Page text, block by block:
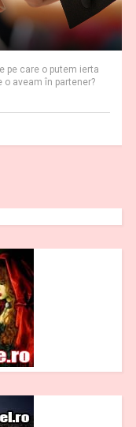
pe care o putem ierta
aveam în partener?